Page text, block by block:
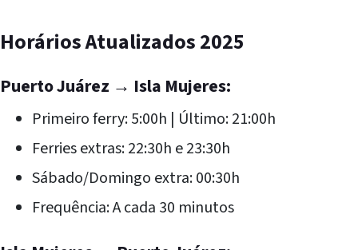
Horários Atualizados 2025
Puerto Juárez → Isla Mujeres:
Primeiro ferry: 5:00h | Último: 21:00h
Ferries extras: 22:30h e 23:30h
Sábado/Domingo extra: 00:30h
Frequência: A cada 30 minutos